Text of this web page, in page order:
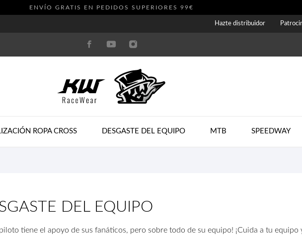
ENVÍO GRATIS EN PEDIDOS SUPERIORES 99€
Hazte distribuidor
ROPA CROSS DESGASTE DEL EQUIPO MTB SPEEDWAY
DEL EQUIPO
piloto tiene el apoyo de sus fanáticos, pero sobre todo de su equipo! ¡Cuida a tu equipo